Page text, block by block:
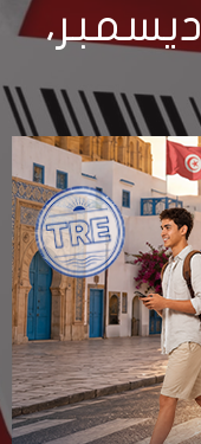
مقالات في: 1 ديسمبر،